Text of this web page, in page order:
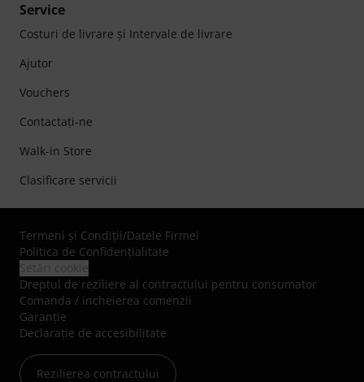
Service
Costuri de livrare şi Intervale de livrare
Ajutor
Vouchers
Contactaţi-ne
Walk-in Store
Clasificare servicii
Termeni şi Condiţii/Datele Firmei
Politica de Confidenţialitate
Dreptul de reziliere al contractului pentru consumator
Comanda / incheierea comenzii
Garanție
Declarație de accesibilitate
Rezilierea contractului